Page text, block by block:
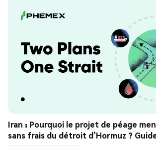
Iran : Pourquoi le projet de péage
sans frais du détroit d’Hormuz ?